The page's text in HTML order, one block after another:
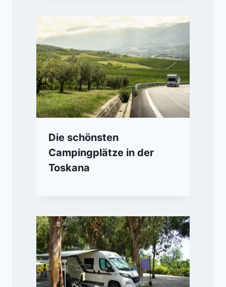
Die schönsten
Campingplätze in der
Toskana